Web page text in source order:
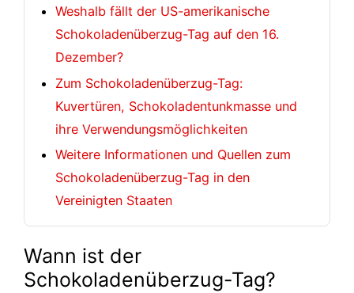
Weshalb fällt der US-amerikanische
Schokoladenüberzug-Tag auf den 16.
Dezember?
Zum Schokoladenüberzug-Tag:
Kuvertüren, Schokoladentunkmasse und
ihre Verwendungsmöglichkeiten
Weitere Informationen und Quellen zum
Schokoladenüberzug-Tag in den
Vereinigten Staaten
Wann ist der
Schokoladenüberzug-Tag?